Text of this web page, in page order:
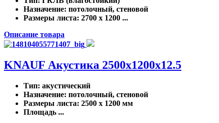
Назначение: потолочный, стеновой
Размеры листа: 2700 x 1200 ...
Описание товара
KNAUF Акустика 2500x1200x12.5
Тип: акустический
Назначение: потолочный, стеновой
Размеры листа: 2500 x 1200 мм
Площадь ...